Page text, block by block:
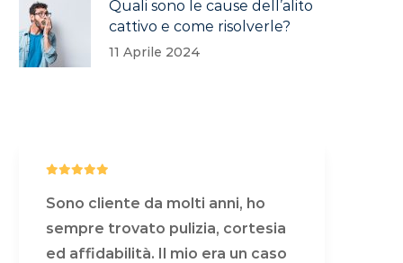
Quali sono le cause dell’alito
cattivo e come risolverle?
11 Aprile 2024
Sono cliente da molti anni, ho
sempre trovato pulizia, cortesia
ed affidabilità. Il mio era un caso